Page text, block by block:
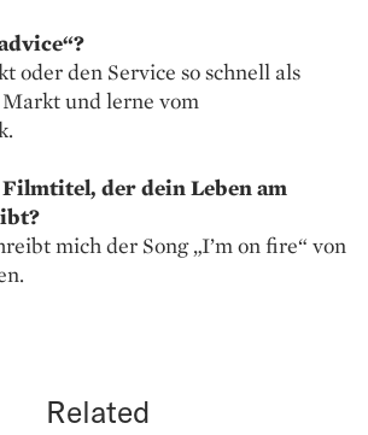
oder den Service so schnell als
und lerne vom
der dein Leben am
mich der Song „I’m on fire“ von
Related